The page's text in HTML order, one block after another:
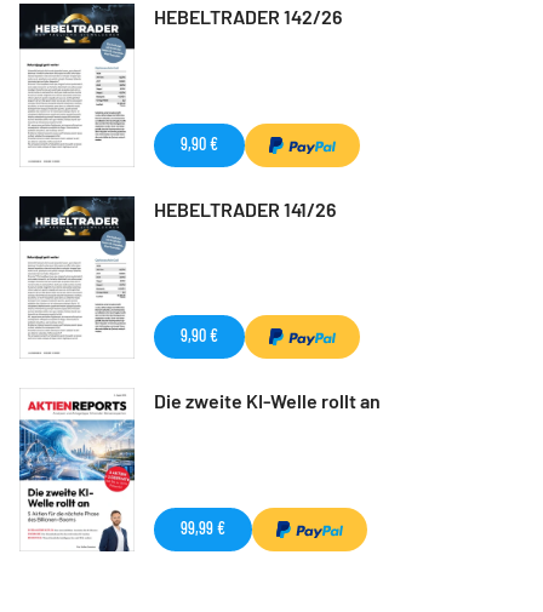
HEBELTRADER 142/26
9,90 €
HEBELTRADER 141/26
9,90 €
Die zweite KI-Welle rollt an
99,99 €